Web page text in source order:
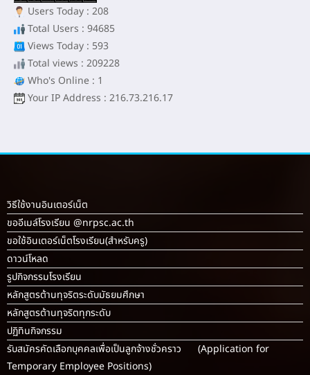
Users Today : 208
Total Users : 94685
Views Today : 593
Total views : 209228
Who's Online : 1
Your IP Address : 216.73.216.17
วิธีใช้งานอินเตอร์เน็ต
ขออีเมล์โรงเรียน @nrpsc.ac.th
ขอใช้อินเตอร์เน็ตโรงเรียน(สำหรับครู)
ดาวน์โหลด
รูปกิจกรรมโรงเรียน
หลักสูตรต้านทุจริตระดับมัธยมศึกษา
หลักสูตรต้านทุจริตทุกระดับ
ปฏิทินกิจกรรม
รับสมัครคัดเลือกบุคคลเพื่อเป็นลูกจ้างชั่วคราว (Application for
Temporary Employee Positions)